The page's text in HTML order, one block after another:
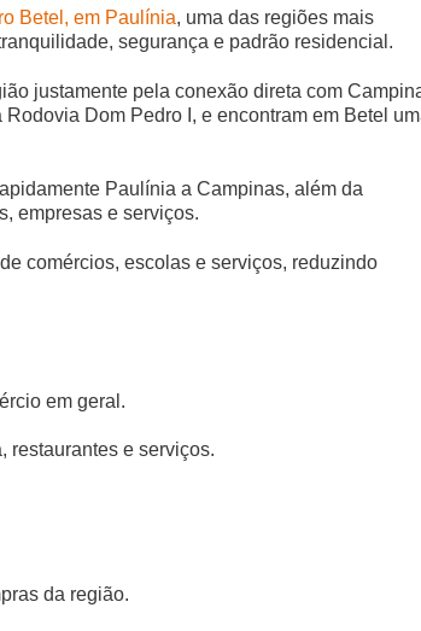
Betel, em Paulínia, uma das regiões mais
segurança e padrão residencial.
justamente pela conexão direta com
Dom Pedro I, e encontram em Betel
Paulínia a Campinas, além da
empresas e serviços.
comércios, escolas e serviços, reduzindo
em geral.
restaurantes e serviços.
da região.